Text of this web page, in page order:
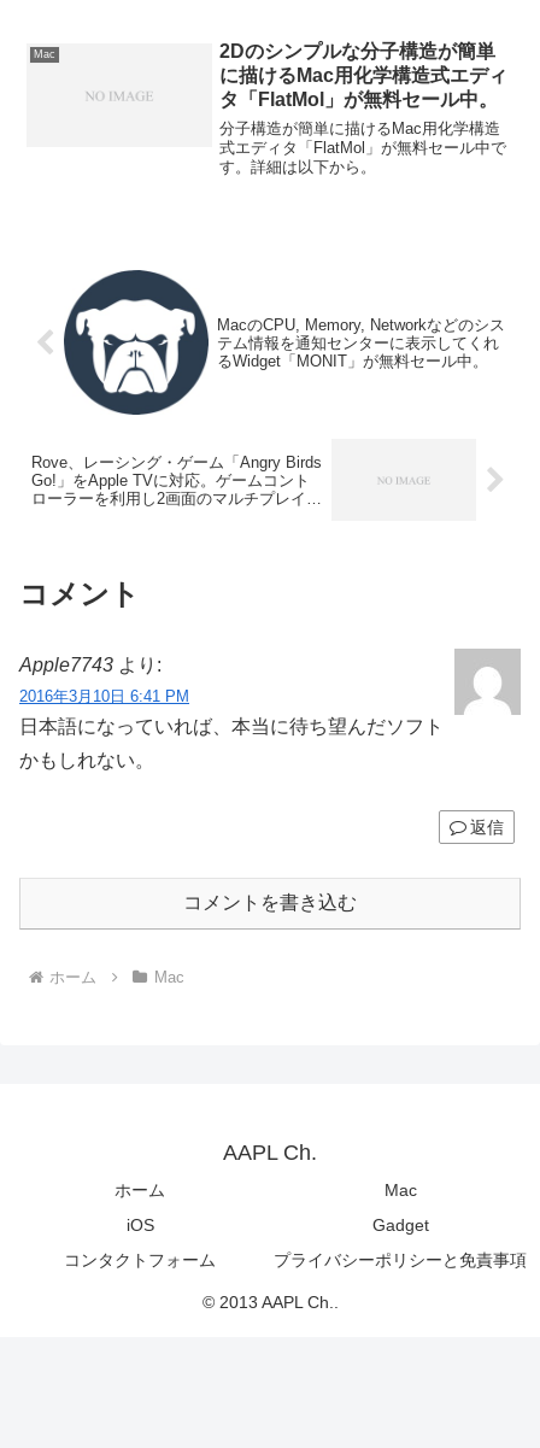
Mac
2Dのシンプルな分子構造が簡単
に描けるMac用化学構造式エディ
タ「FlatMol」が無料セール中。
分子構造が簡単に描けるMac用化学構造
式エディタ「FlatMol」が無料セール中で
す。詳細は以下から。
MacのCPU, Memory, Networkなどのシス
テム情報を通知センターに表示してくれ
るWidget「MONIT」が無料セール中。
Rove、レーシング・ゲーム「Angry Birds
Go!」をApple TVに対応。ゲームコント
ローラーを利用し2画面のマルチプレイが
コメント
Apple7743 より:
2016年3月10日 6:41 PM
日本語になっていれば、本当に待ち望んだソフト
かもしれない。
返信
コメントを書き込む
ホーム Mac
AAPL Ch.
ホーム
Mac
iOS
Gadget
コンタクトフォーム
プライバシーポリシーと免責事項
© 2013 AAPL Ch..